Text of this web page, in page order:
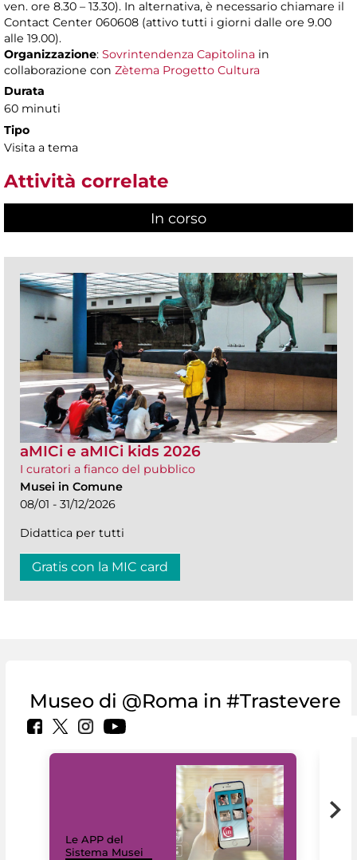
ven. ore 8.30 – 13.30). In alternativa, è necessario chiamare il
Contact Center 060608 (attivo tutti i giorni dalle ore 9.00
alle 19.00).
Organizzazione: Sovrintendenza Capitolina in
collaborazione con Zètema Progetto Cultura
Durata
60 minuti
Tipo
Visita a tema
Attività correlate
In corso
aMICi e aMICi kids 2026
I curatori a fianco del pubblico
Musei in Comune
08/01 - 31/12/2026
Didattica per tutti
Gratis con la MIC card
Museo di @Roma in #Trastevere
Le APP del
Sistema Musei